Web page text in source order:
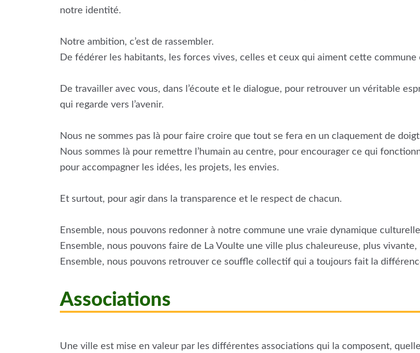
notre identité.
Notre ambition, c’est de rassembler.
De fédérer les habitants, les forces vives, celles et ceux qui aiment cette
De travailler avec vous, dans l’écoute et le dialogue, pour retrouver un véritable
qui regarde vers l’avenir.
Nous ne sommes pas là pour faire croire que tout se fera en un claquement de
Nous sommes là pour remettre l’humain au centre, pour encourager ce qui
pour accompagner les idées, les projets, les envies.
Et surtout, pour agir dans la transparence et le respect de chacun.
Ensemble, nous pouvons redonner à notre commune une vraie dynamique
Ensemble, nous pouvons faire de La Voulte une ville plus chaleureuse, plus vivante,
Ensemble, nous pouvons retrouver ce souffle collectif qui a toujours fait la
Associations
Une ville est mise en valeur par les différentes associations qui la composent,